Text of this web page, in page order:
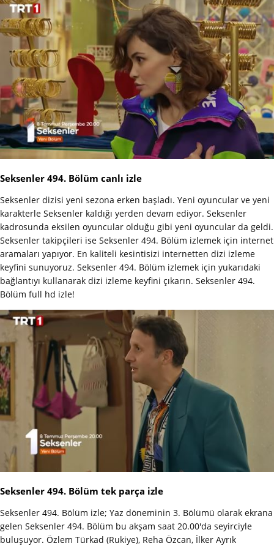
Seksenler 494. Bölüm canlı izle
Seksenler dizisi yeni sezona erken başladı. Yeni oyuncular ve yeni
karakterle Seksenler kaldığı yerden devam ediyor. Seksenler
kadrosunda eksilen oyuncular olduğu gibi yeni oyuncular da geldi.
Seksenler takipçileri ise Seksenler 494. Bölüm izlemek için internet
aramaları yapıyor. En kaliteli kesintisizi internetten dizi izleme
keyfini sunuyoruz. Seksenler 494. Bölüm izlemek için yukarıdaki
bağlantıyı kullanarak dizi izleme keyfini çıkarın. Seksenler 494.
Bölüm full hd izle!
Seksenler 494. Bölüm tek parça izle
Seksenler 494. Bölüm izle; Yaz döneminin 3. Bölümü olarak ekrana
gelen Seksenler 494. Bölüm bu akşam saat 20.00'da seyirciyle
buluşuyor. Özlem Türkad (Rukiye), Reha Özcan, İlker Ayrık